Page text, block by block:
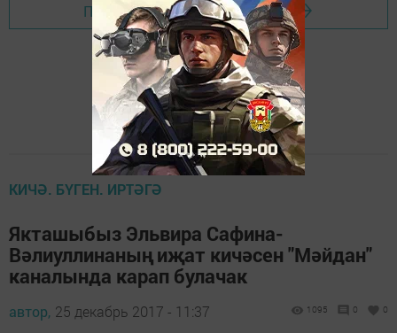
Перейти на страницу новости
КИЧӘ. БҮГЕН. ИРТӘГӘ
Якташыбыз Эльвира Сафина-
Вәлиуллинаның иҗат кичәсен "Мәйдан"
каналында карап булачак
автор, 25 декабрь 2017 - 11:37 1095 0 0